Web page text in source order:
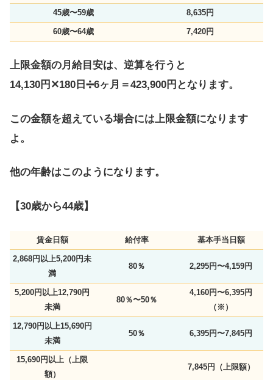
45歳〜59歳 8,635円
60歳〜64歳 7,420円
上限金額の月給目安は、逆算を行うと
14,130円✕180日➗️6ヶ月＝423,900円となります。
この金額を超えている場合には上限金額になります
よ。
他の年齢はこのようになります。
【30歳から44歳】
賃金日額 給付率 基本手当日額
2,868円以上5,200円未
満
80％ 2,295円〜4,159円
5,200円以上12,790円
未満
80％〜50％
4,160円〜6,395円
（※）
12,790円以上15,690円
未満
50％ 6,395円〜7,845円
15,690円以上（上限
額）
7,845円（上限額）